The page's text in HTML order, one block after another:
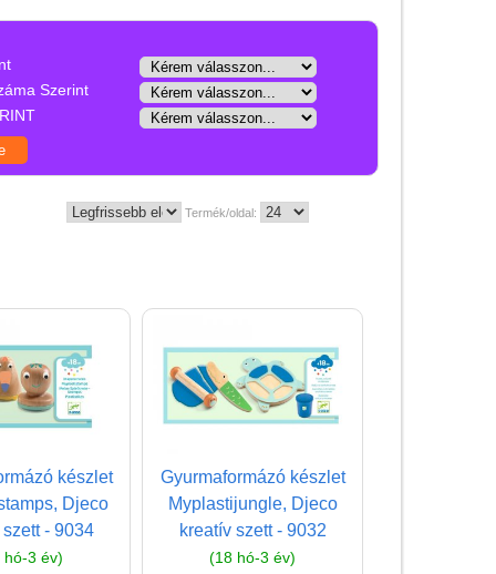
Szerint
Termék/oldal:
készlet
Djeco
szett - 9034
hó-3 év)
Gyurmaformázó készlet
Myplastijungle, Djeco
kreatív szett - 9032
(18 hó-3 év)
Gyerekszoba
Intelligens gyurma
Kerti játékok
Papír írószer, kreatív
eszközök, rajzeszközök
Arcfestés
gyerekeknek
Ceruza, toll, radír,
kiegészítők